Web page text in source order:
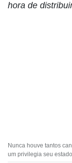
hora de
Nunca houve tantos
um privilegia seu